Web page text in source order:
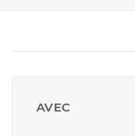
AVEC